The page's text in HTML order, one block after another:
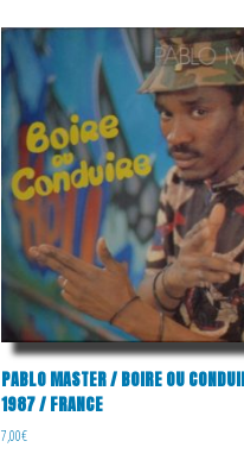
PABLO MASTER / BOIRE OU
1987 / FRANCE
7,00€